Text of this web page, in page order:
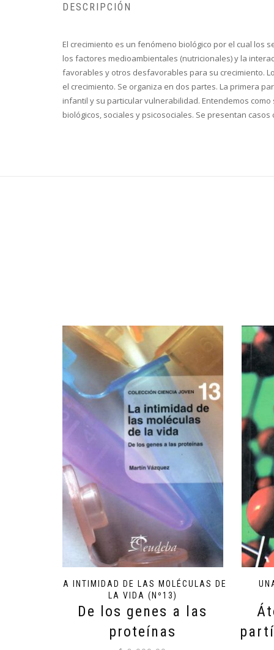
DESCRIPCIÓN
El crecimiento es un fenómeno biológico por el cual los
los factores medioambientales (nutricionales) y la
favorables y otros desfavorables para su crecimiento.
el crecimiento. Se organiza en dos partes. La primera
infantil y su particular vulnerabilidad. Entendemos
biológicos, sociales y psicosociales. Se presentan
LA INTIMIDAD DE LAS MOLÉCULAS DE
LA VIDA (Nº13)
De los genes a las
proteínas